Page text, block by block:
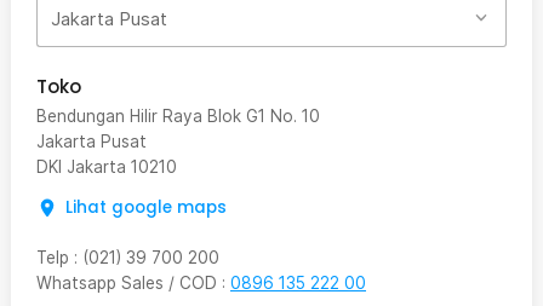
Jakarta Pusat
Toko
Bendungan Hilir Raya Blok G1 No. 10
Jakarta Pusat
DKI Jakarta 10210
Lihat google maps
Telp : (021) 39 700 200
Whatsapp Sales / COD : 0896 135 222 00